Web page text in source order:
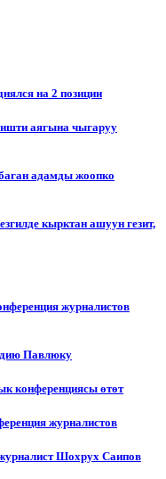
на 2 позиции
аягына чыгаруу
адамды жоопко
кырктан ашуун гезит,
журналистов
Павлюку
конференциясы өтөт
журналистов
Шохрух Саипов